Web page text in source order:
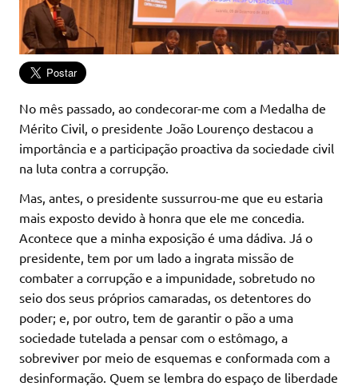
No mês passado, ao condecorar-me com a Medalha de
Mérito Civil, o presidente João Lourenço destacou a
importância e a participação proactiva da sociedade civil
na luta contra a corrupção.
Mas, antes, o presidente sussurrou-me que eu estaria
mais exposto devido à honra que ele me concedia.
Acontece que a minha exposição é uma dádiva. Já o
presidente, tem por um lado a ingrata missão de
combater a corrupção e a impunidade, sobretudo no
seio dos seus próprios camaradas, os detentores do
poder; e, por outro, tem de garantir o pão a uma
sociedade tutelada a pensar com o estômago, a
sobreviver por meio de esquemas e conformada com a
desinformação. Quem se lembra do espaço de liberdade